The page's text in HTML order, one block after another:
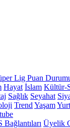
Lig Puan
Hayat İslam Kültür-
Sağlık Seyahat
Trend Yaşam
Bağlantıları Üyelik